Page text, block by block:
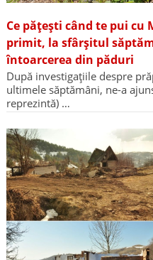
Ce pățești când te pui cu
primit, la sfârșitul
întoarcerea din păduri
După investigațiile despre
ultimele săptămâni, ne-a
reprezintă) …